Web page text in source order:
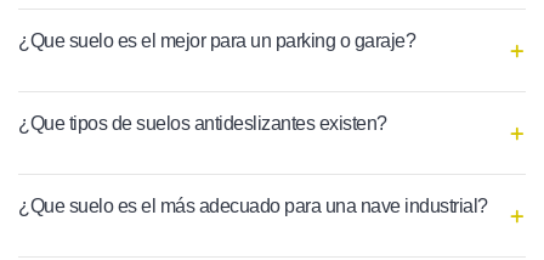
¿Que suelo es el mejor para un parking o garaje?
¿Que tipos de suelos antideslizantes existen?
¿Que suelo es el más adecuado para una nave industrial?